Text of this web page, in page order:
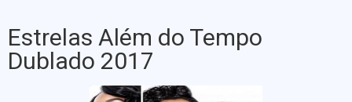
Estrelas Além do Tempo
Dublado 2017